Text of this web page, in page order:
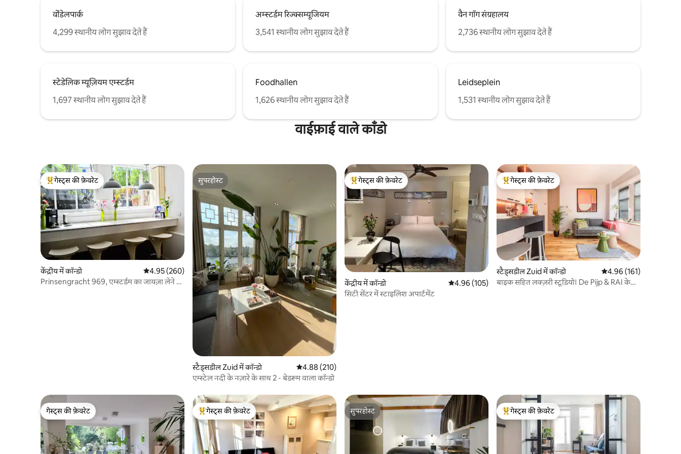
वोंडेलपार्क
4,299 स्थानीय लोग सुझाव देते हैं
अम्स्टर्डम रिज्क्सम्यूजियम
3,541 स्थानीय लोग सुझाव देते हैं
वैन गॉग संग्रहालय
2,736 स्थानीय लोग सुझाव देते हैं
स्टेडेलिक म्यूज़ियम एम्स्टर्डम
1,697 स्थानीय लोग सुझाव देते हैं
Foodhallen
1,626 स्थानीय लोग सुझाव देते हैं
Leidseplein
1,531 स्थानीय लोग सुझाव देते हैं
वाईफ़ाई वाले काँडो
गेस्ट्स का टॉप फ़ेवरेट
गेस्ट्स की फ़ेवरेट
केंद्रीय में कॉन्डो औसत रेटिंग 5 में से 4.95, 260 समीक्षाएँ
4.95 (260)
Prinsengracht 969, एम्स्टर्डम का जायज़ा लेने के
सुपरहोस्ट
सुपरहोस्ट
स्टैड्सडील Zuid में कॉन्डो औसत रेटिंग 5 में से 4.88, 210 समीक्षाएँ
4.88 (210)
एम्स्टेल नदी के नज़ारे के साथ 2 - बेडरूम वाला कॉन्डो
गेस्ट्स का टॉप फ़ेवरेट
गेस्ट्स की फ़ेवरेट
केंद्रीय में कॉन्डो औसत रेटिंग 5 में से 4.96, 105 समीक्षाएँ
4.96 (105)
सिटी सेंटर में स्टाइलिश अपार्टमेंट
गेस्ट्स का टॉप फ़ेवरेट
गेस्ट्स की फ़ेवरेट
स्टैड्सडील Zuid में कॉन्डो औसत रेटिंग 5 में से 4.96,
4.96 (161)
बाइक सहित लक्ज़री स्टूडियो। De Pijp & RAI के
गेस्ट्स की फ़ेवरेट
गेस्ट्स की फ़ेवरेट
गेस्ट्स का टॉप फ़ेवरेट
गेस्ट्स की फ़ेवरेट
सुपरहोस्ट
सुपरहोस्ट
गेस्ट्स का टॉप फ़ेवरेट
गेस्ट्स की फ़ेवरेट